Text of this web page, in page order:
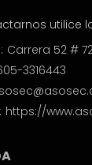
utilice
Carrera 52 #
3316443
https://